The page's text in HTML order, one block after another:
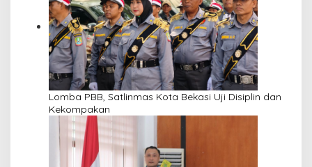
Lomba PBB, Satlinmas Kota Bekasi Uji Disiplin dan
Kekompakan